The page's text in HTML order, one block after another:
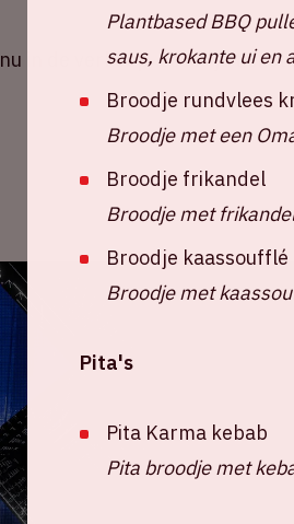
in de verkoop. Scoor je
Plantbased BBQ
saus, krokante ui en
Broodje rundvlees
Broodje met een
Broodje frikandel
Broodje met
Broodje kaassoufflé
Broodje met
Pita's
Pita Karma kebab
Pita broodje met